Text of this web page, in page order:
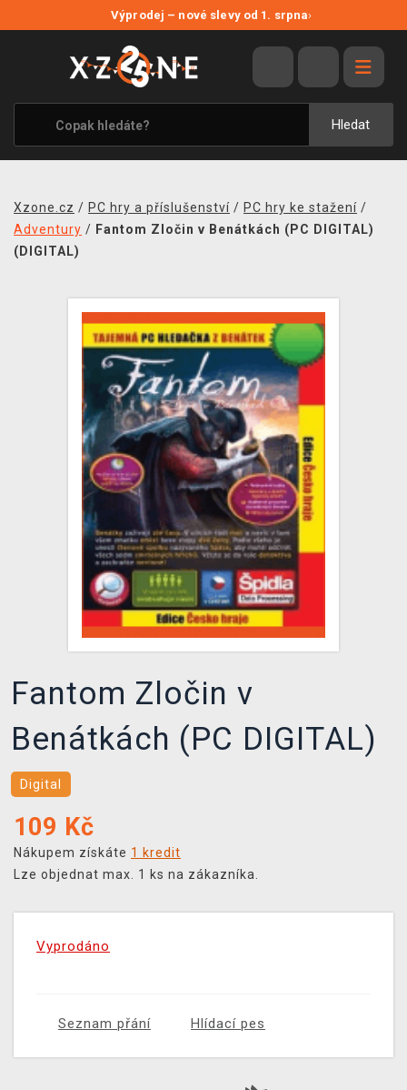
Výprodej – nové slevy od 1. srpna›
Hledat
VÝPRODEJ
VIDEOHRY
XZONE ORIGINALS
TÉMATIKY
MERCHANDISE
KONTAKT
DOPRAVA
XZONE KLUB
TCG & BOARDGAME HUB
VÝKUP HER (BAZAR)
Xzone.cz / PC hry a příslušenství / PC hry ke stažení /
Adventury / Fantom Zločin v Benátkách (PC DIGITAL)
(DIGITAL)
Fantom Zločin v
Benátkách (PC DIGITAL)
Digital
109 Kč
Nákupem získáte 1 kredit
Lze objednat max. 1 ks na zákazníka.
Vyprodáno
Seznam přání Hlídací pes